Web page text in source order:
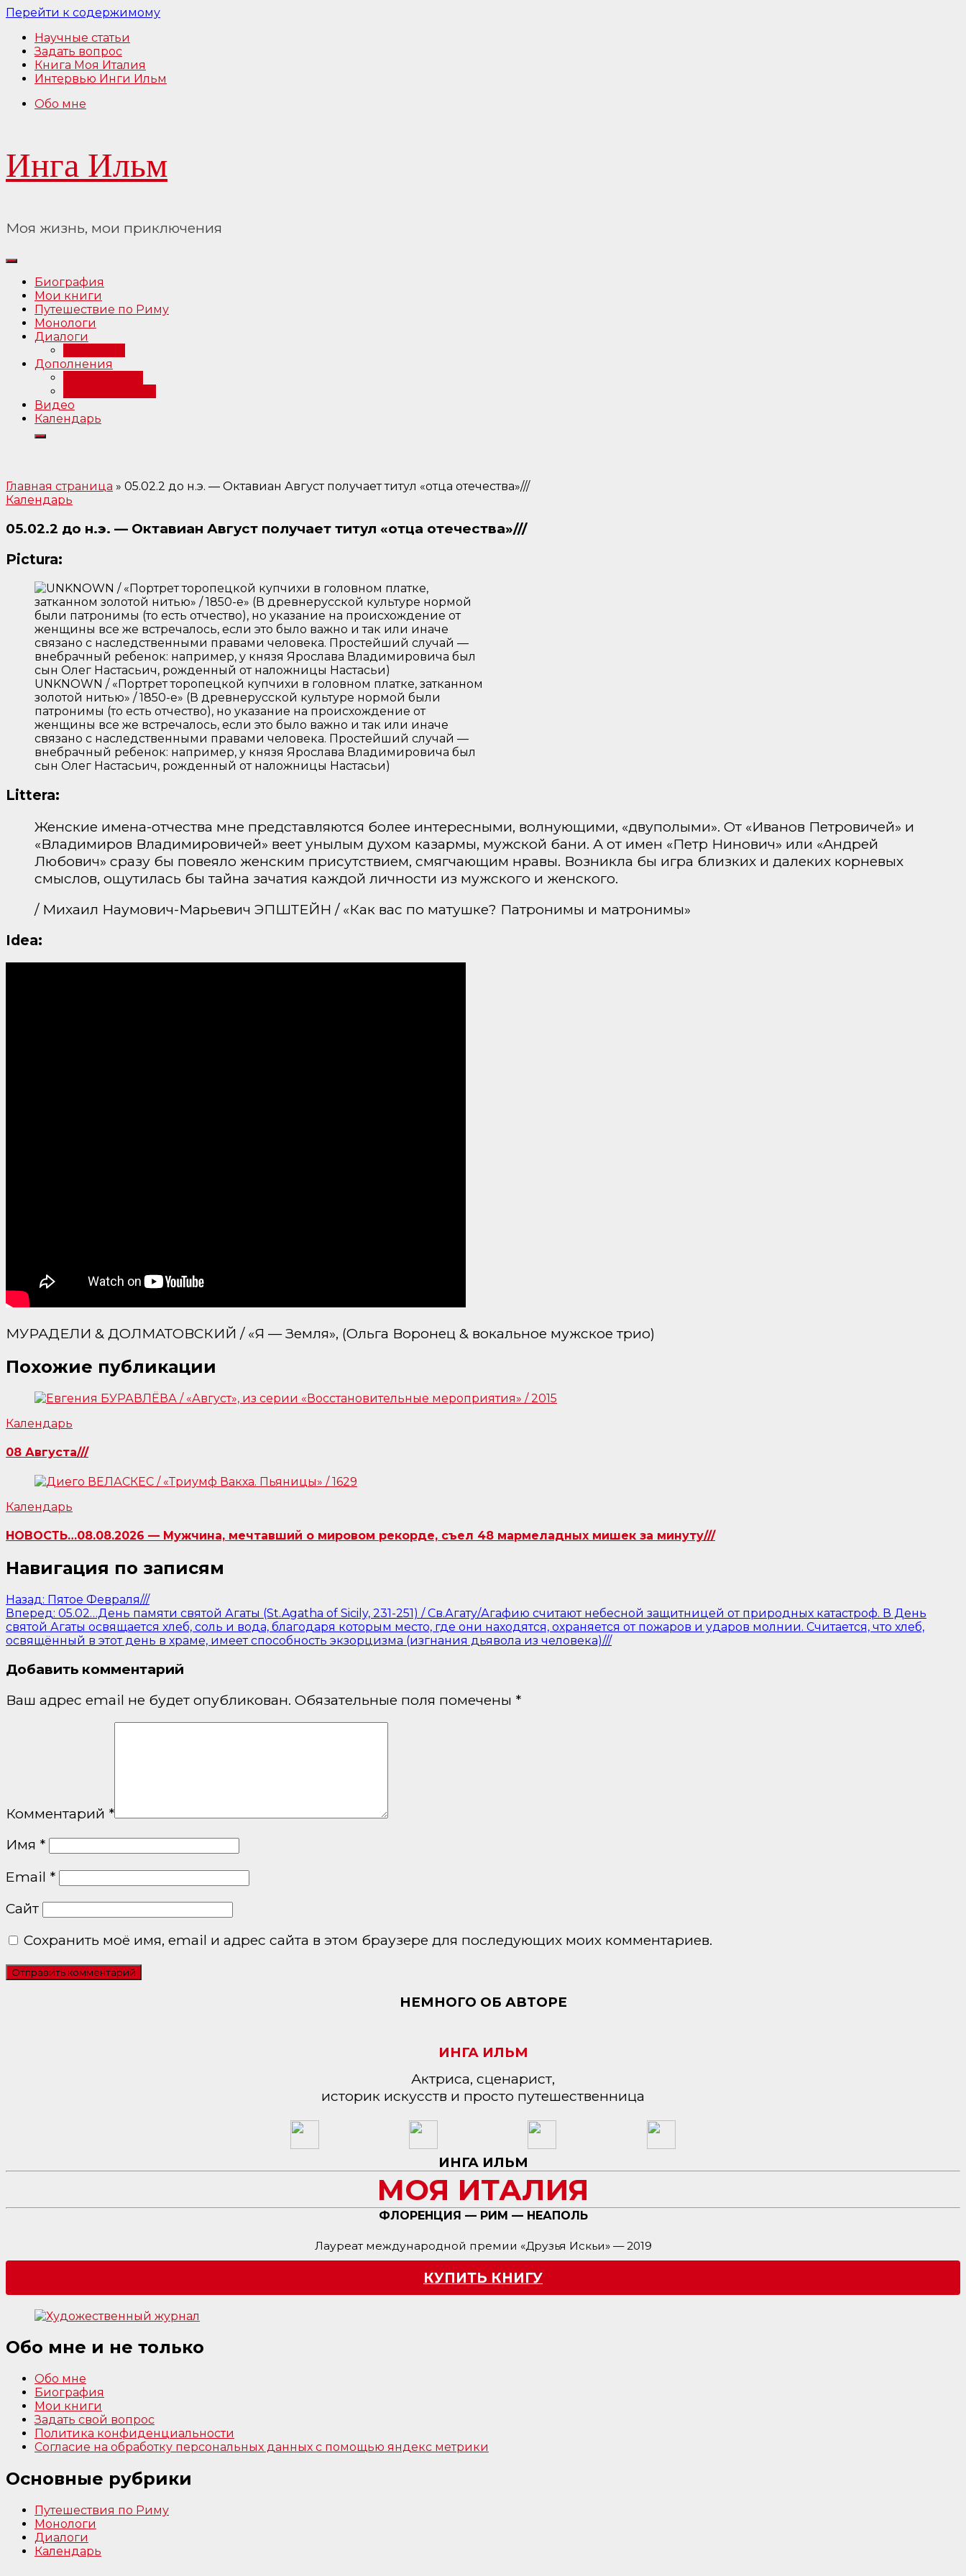
Перейти к содержимому
Научные статьи
Задать вопрос
Книга Моя Италия
Интервью Инги Ильм
Обо мне
Инга Ильм
Моя жизнь, мои приключения
Биография
Мои книги
Путешествие по Риму
Монологи
Диалоги
Дополнения
Видео
Календарь
Главная страница » 05.02.2 до н.э. — Октавиан Август получает титул «отца отечества»///
Календарь
05.02.2 до н.э. — Октавиан Август получает титул «отца отечества»///
Pictura:
UNKNOWN / «Портрет торопецкой купчихи в головном платке, затканном
золотой нитью» / 1850-е» (В древнерусской культуре нормой были
патронимы (то есть отчество), но указание на происхождение от
женщины все же встречалось, если это было важно и так или иначе
связано с наследственными правами человека. Простейший случай —
внебрачный ребенок: например, у князя Ярослава Владимировича был
сын Олег Настасьич, рожденный от наложницы Настасьи)
Littera:
Женские имена-отчества мне представляются более интересными, волнующими, «двуполыми». От «Иванов Петровичей» и
«Владимиров Владимировичей» веет унылым духом казармы, мужской бани. А от имен «Петр Нинович» или «Андрей
Любович» сразу бы повеяло женским присутствием, смягчающим нравы. Возникла бы игра близких и далеких корневых
смыслов, ощутилась бы тайна зачатия каждой личности из мужского и женского.
/ Михаил Наумович-Марьевич ЭПШТЕЙН / «Как вас по матушке? Патронимы и матронимы»
Idea:
МУРАДЕЛИ & ДОЛМАТОВСКИЙ / «Я — Земля», (Ольга Воронец & вокальное мужское трио)
Похожие публикации
Календарь
08 Августа///
Календарь
НОВОСТЬ…08.08.2026 — Мужчина, мечтавший о мировом рекорде, съел 48 мармеладных мишек за минуту///
Навигация по записям
Назад: Пятое Февраля///
Вперед: 05.02…День памяти святой Агаты (St.Agatha of Sicily, 231-251) / Св.Агату/Агафию считают небесной защитницей от природных катастроф. В День
святой Агаты освящается хлеб, соль и вода, благодаря которым место, где они находятся, охраняется от пожаров и ударов молнии. Считается, что хлеб,
освящённый в этот день в храме, имеет способность экзорцизма (изгнания дьявола из человека)///
Добавить комментарий
Ваш адрес email не будет опубликован. Обязательные поля помечены *
Комментарий *
Имя *
Email *
Сайт
Сохранить моё имя, email и адрес сайта в этом браузере для последующих моих комментариев.
НЕМНОГО ОБ АВТОРЕ
ИНГА ИЛЬМ
Актриса, сценарист,
историк искусств и просто путешественница
ИНГА ИЛЬМ
МОЯ ИТАЛИЯ
ФЛОРЕНЦИЯ — РИМ — НЕАПОЛЬ
Лауреат международной премии «Друзья Искьи» — 2019
КУПИТЬ КНИГУ
Обо мне и не только
Обо мне
Биография
Мои книги
Задать свой вопрос
Политика конфиденциальности
Согласие на обработку персональных данных с помощью яндекс метрики
Основные рубрики
Путешествия по Риму
Монологи
Диалоги
Календарь